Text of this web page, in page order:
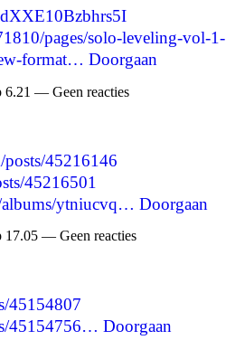
pages/solo-leveling-vol-1-
format… Doorgaan
6.21 — Geen reacties
45216146
45216501
ytniucvq… Doorgaan
17.05 — Geen reacties
45154807
45154756… Doorgaan